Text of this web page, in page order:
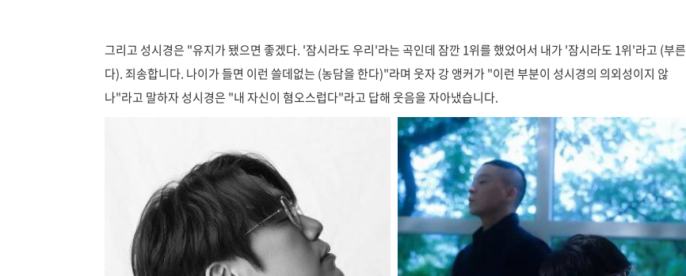
그리고 성시경은 "유지가 됐으면 좋겠다. '잠시라도 우리'라는 곡인데 잠깐 1위를 했었어서 내가 '잠시라도 1위'라고 (부른
다). 죄송합니다. 나이가 들면 이런 쓸데없는 (농담을 한다)"라며 웃자 강 앵커가 "이런 부분이 성시경의 의외성이지 않
나"라고 말하자 성시경은 "내 자신이 혐오스럽다"라고 답해 웃음을 자아냈습니다.